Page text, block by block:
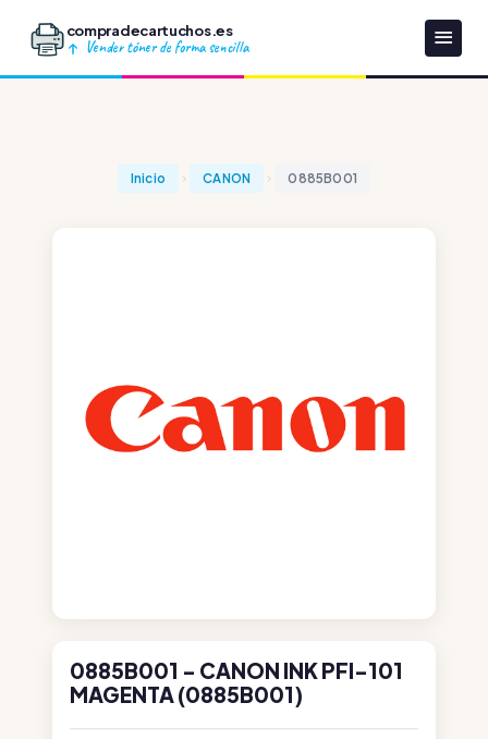
compradecartuchos.es
Vender tóner de forma sencilla
Inicio CANON 0885B001
0885B001 - CANON INK PFI-101
MAGENTA (0885B001)